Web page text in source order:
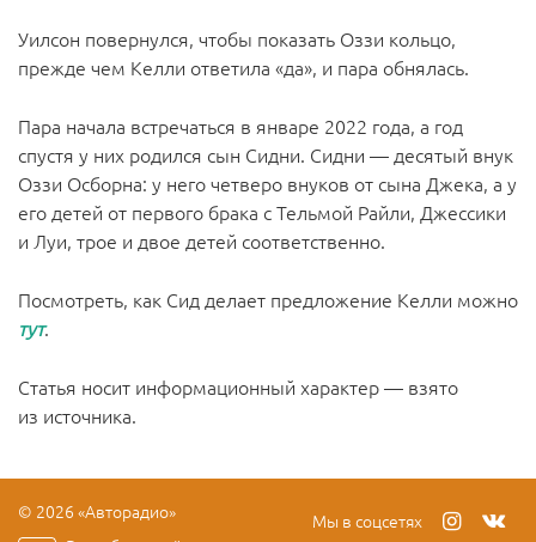
Уилсон повернулся, чтобы показать Оззи кольцо,
прежде чем Келли ответила «да», и пара обнялась.
Пара начала встречаться в январе 2022 года, а год
спустя у них родился сын Сидни. Сидни — десятый внук
Оззи Осборна: у него четверо внуков от сына Джека, а у
его детей от первого брака с Тельмой Райли, Джессики
и Луи, трое и двое детей соответственно.
Посмотреть, как Сид делает предложение Келли можно
тут.
Cтатья носит информационный характер — взято
из источника.
© 2026 «Авторадио»
Мы в соцсетях